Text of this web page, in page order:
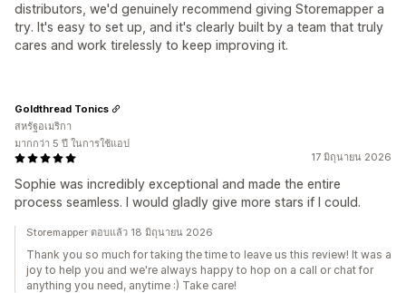
distributors, we'd genuinely recommend giving Storemapper a
try. It's easy to set up, and it's clearly built by a team that truly
cares and work tirelessly to keep improving it.
17 มิถุนายน 2026
Sophie was incredibly exceptional and made the entire
process seamless. I would gladly give more stars if I could.
Goldthread Tonics
สหรัฐอเมริกา
มากกว่า 5 ปี ในการใช้แอป
Storemapper ตอบแล้ว 18 มิถุนายน 2026
Thank you so much for taking the time to leave us this review! It was a
joy to help you and we're always happy to hop on a call or chat for
anything you need, anytime :) Take care!